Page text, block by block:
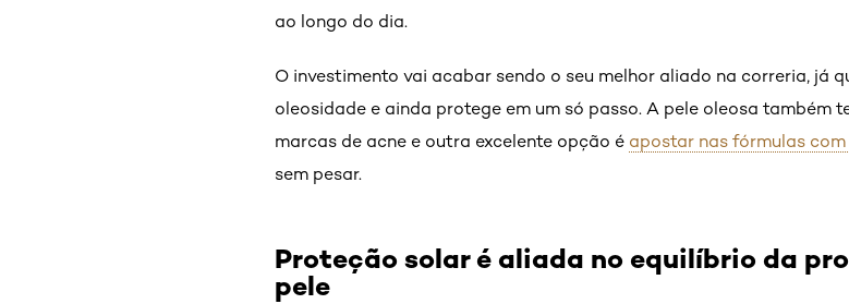
ao longo do dia.
O investimento vai acabar sendo o seu melhor aliado na correria, já
oleosidade e ainda protege em um só passo. A pele oleosa também
marcas de acne e outra excelente opção é apostar nas fórmulas com
sem pesar.
Proteção solar é aliada no equilíbrio da
pele